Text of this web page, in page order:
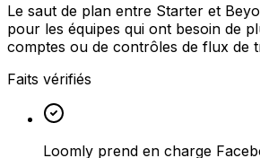
Le saut de plan entre Starter et
pour les équipes qui ont besoin de
comptes ou de contrôles de flux de
Faits vérifiés
Loomly prend en charge